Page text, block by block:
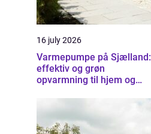
16 july 2026
Varmepumpe på Sjælland:
effektiv og grøn
opvarmning til hjem og